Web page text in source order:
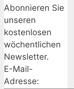
Abonnieren Sie
unseren
kostenlosen
wöchentlichen
Newsletter.
E-Mail-
Adresse: